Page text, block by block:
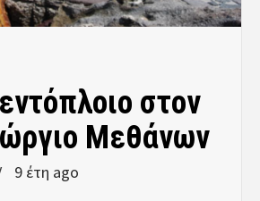
στον
Μεθάνων
9 έτη ago